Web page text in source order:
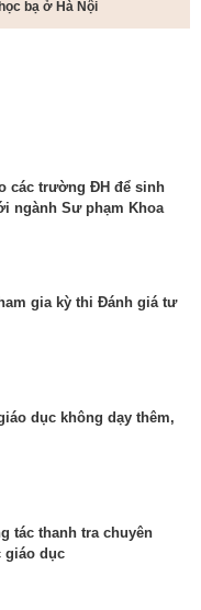
bạ ở Hà Nội
các trường ĐH để sinh
ngành Sư phạm Khoa
gia kỳ thi Đánh giá tư
dục không dạy thêm,
tác thanh tra chuyên
giáo dục